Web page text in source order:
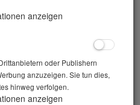
anzeigen
oder Publishern
anzuzeigen. Sie tun dies,
hinweg verfolgen.
anzeigen